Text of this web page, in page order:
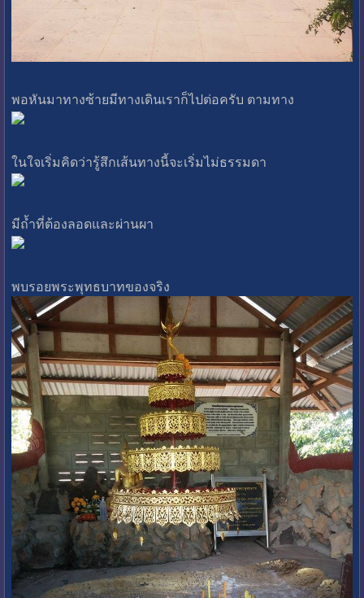
พอหันมาทางซ้ายมีทางเดินเราก็ไปต่อครับ ตามทาง
ในใจเริ่มคิดว่ารู้สึกเส้นทางนี้จะเริ่มไม่ธรรมดา
มีถ้ำที่ต้องลอดและผ่านผา
พบรอยพระพุทธบาทของจริง